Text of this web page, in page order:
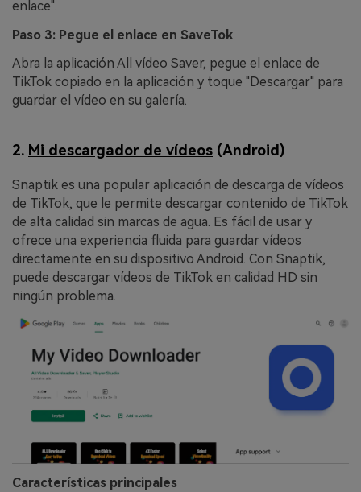
enlace".
Paso 3: Pegue el enlace en SaveTok
Abra la aplicación All vídeo Saver, pegue el enlace de
TikTok copiado en la aplicación y toque "Descargar" para
guardar el vídeo en su galería.
2. Mi descargador de vídeos (Android)
Snaptik es una popular aplicación de descarga de vídeos
de TikTok, que le permite descargar contenido de TikTok
de alta calidad sin marcas de agua. Es fácil de usar y
ofrece una experiencia fluida para guardar vídeos
directamente en su dispositivo Android. Con Snaptik,
puede descargar vídeos de TikTok en calidad HD sin
ningún problema.
Características principales